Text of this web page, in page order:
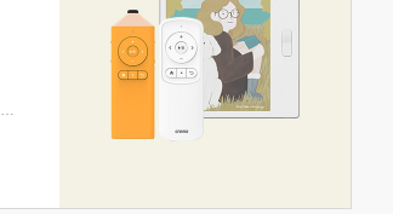
디플롯